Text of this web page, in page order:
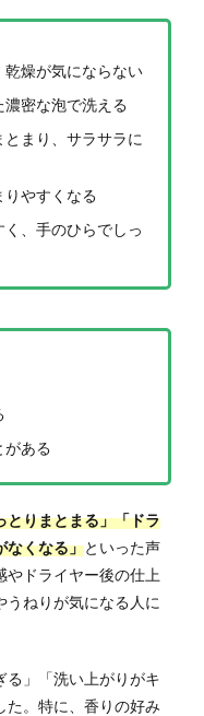
乾燥が気にならない
密な泡で洗える
とまり、サラサラに
りやすくなる
、手のひらでしっ
がある
とりまとまる」「ドラ
なくなる」といった声
やドライヤー後の仕上
うねりが気になる人に
る」「洗い上がりがキ
た。特に、香りの好み